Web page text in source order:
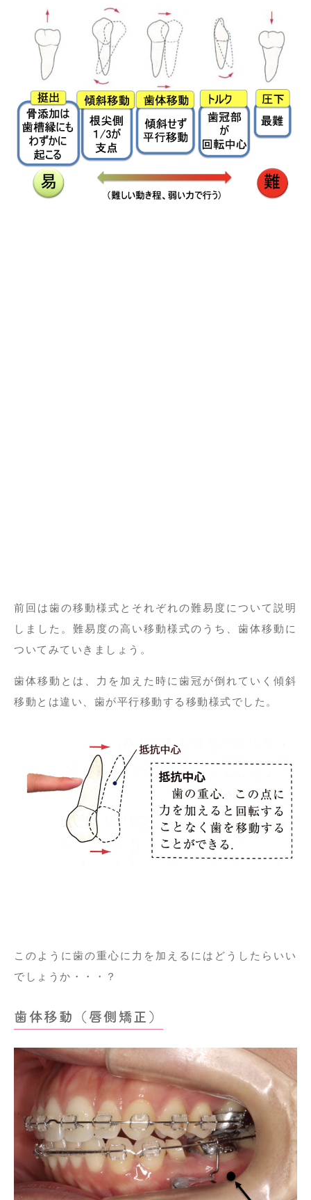
前回は歯の移動様式とそれぞれの難易度について説明
しました。難易度の高い移動様式のうち、歯体移動に
ついてみていきましょう。
歯体移動とは、力を加えた時に歯冠が倒れていく傾斜
移動とは違い、歯が平行移動する移動様式でした。
このように歯の重心に力を加えるにはどうしたらいい
でしょうか・・・？
歯体移動（唇側矯正）